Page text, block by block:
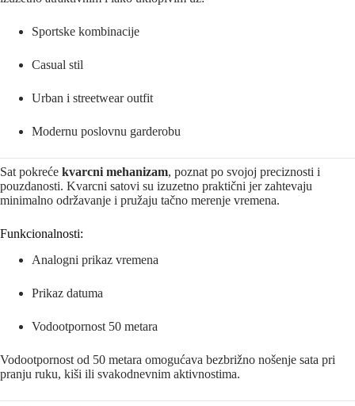
Sportske kombinacije
Casual stil
Urban i streetwear outfit
Modernu poslovnu garderobu
Sat pokreće kvarcni mehanizam, poznat po svojoj preciznosti i
pouzdanosti. Kvarcni satovi su izuzetno praktični jer zahtevaju
minimalno održavanje i pružaju tačno merenje vremena.
Funkcionalnosti:
Analogni prikaz vremena
Prikaz datuma
Vodootpornost 50 metara
Vodootpornost od 50 metara omogućava bezbrižno nošenje sata pri
pranju ruku, kiši ili svakodnevnim aktivnostima.